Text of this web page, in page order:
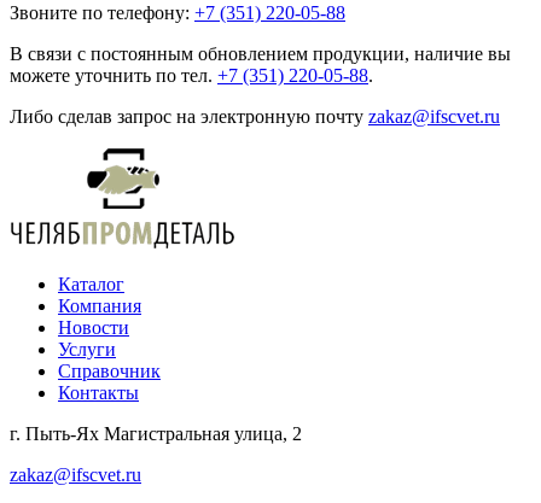
Звоните по телефону: +7 (351) 220-05-88
В связи с постоянным обновлением продукции, наличие вы
можете уточнить по тел. +7 (351) 220-05-88.
Либо сделав запрос на электронную почту zakaz@ifscvet.ru
Каталог
Компания
Новости
Услуги
Справочник
Контакты
г. Пыть-Ях Магистральная улица, 2
zakaz@ifscvet.ru